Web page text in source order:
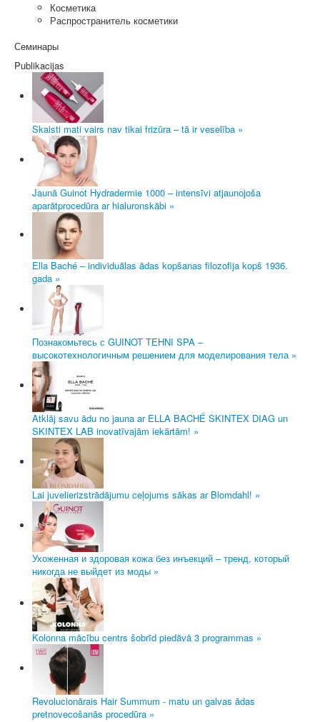
Косметика
Распространитель косметики
Семинары
Publikacijas
Skaisti mati vairs nav tikai frizūra – tā ir veselība »
Jaunā Guinot Hydradermie 1000 – intensīvi atjaunojoša
aparātprocedūra ar hialuronskābi »
Ella Baché – individuālas ādas kopšanas filozofija kopš 1936.
gada »
Познакомьтесь с GUINOT TEHNI SPA –
высокотехнологичным решением для моделирования тела »
Atklāj savu ādu no jauna ar ELLA BACHÉ SKINTEX DIAG un
SKINTEX LAB inovatīvajām iekārtām! »
Lai juvelierizstrādājumu ceļojums sākas ar Blomdahl! »
Ухоженная и здоровая кожа без инъекций – тренд, который
никогда не выйдет из моды »
Kolonna mācību centrs šobrīd piedāvā 3 programmas »
Revolucionārais Hair Summum - matu un galvas ādas
pretnovecošanās procedūra »